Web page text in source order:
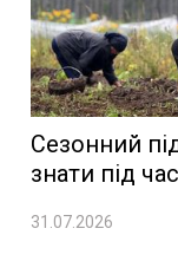
Сезонний
знати під
31.07.2026